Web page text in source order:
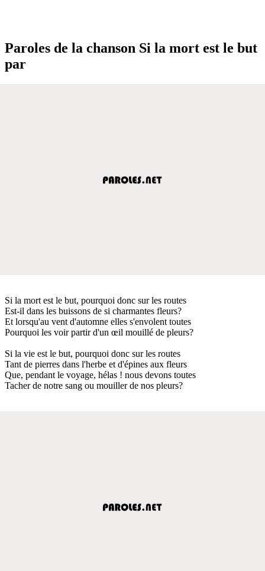
Paroles de la chanson Si la mort est le but
par
Si la mort est le but, pourquoi donc sur les routes
Est-il dans les buissons de si charmantes fleurs?
Et lorsqu'au vent d'automne elles s'envolent toutes
Pourquoi les voir partir d'un œil mouillé de pleurs?
Si la vie est le but, pourquoi donc sur les routes
Tant de pierres dans l'herbe et d'épines aux fleurs
Que, pendant le voyage, hélas ! nous devons toutes
Tacher de notre sang ou mouiller de nos pleurs?